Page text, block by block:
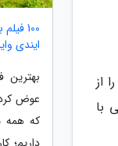
از
با
100
ایندی وایر؛ 3 فیلم ایرانی در
بهترین
عوض
که همه